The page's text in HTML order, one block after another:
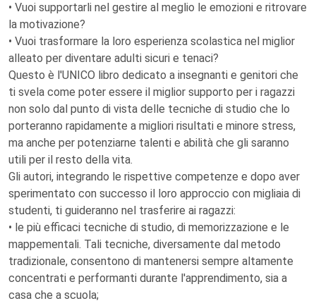
• Vuoi supportarli nel gestire al meglio le emozioni e ritrovare
la motivazione?
• Vuoi trasformare la loro esperienza scolastica nel miglior
alleato per diventare adulti sicuri e tenaci?
Questo è l'UNICO libro dedicato a insegnanti e genitori che
ti svela come poter essere il miglior supporto per i ragazzi
non solo dal punto di vista delle tecniche di studio che lo
porteranno rapidamente a migliori risultati e minore stress,
ma anche per potenziarne talenti e abilità che gli saranno
utili per il resto della vita.
Gli autori, integrando le rispettive competenze e dopo aver
sperimentato con successo il loro approccio con migliaia di
studenti, ti guideranno nel trasferire ai ragazzi:
• le più efficaci tecniche di studio, di memorizzazione e le
mappementali. Tali tecniche, diversamente dal metodo
tradizionale, consentono di mantenersi sempre altamente
concentrati e performanti durante l'apprendimento, sia a
casa che a scuola;